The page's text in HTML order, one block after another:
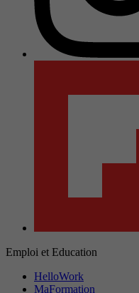
Emploi et Education
HelloWork
MaFormation